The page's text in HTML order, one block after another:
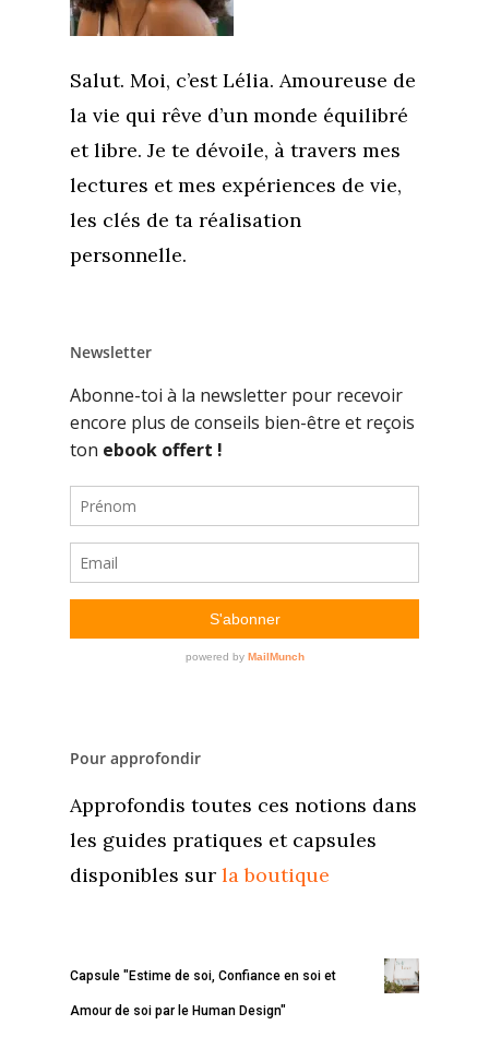
Salut. Moi, c’est Lélia. Amoureuse de
la vie qui rêve d’un monde équilibré
et libre. Je te dévoile, à travers mes
lectures et mes expériences de vie,
les clés de ta réalisation
personnelle.
Newsletter
Pour approfondir
Approfondis toutes ces notions dans
les guides pratiques et capsules
disponibles sur la boutique
Capsule "Estime de soi, Confiance en soi et
Amour de soi par le Human Design"